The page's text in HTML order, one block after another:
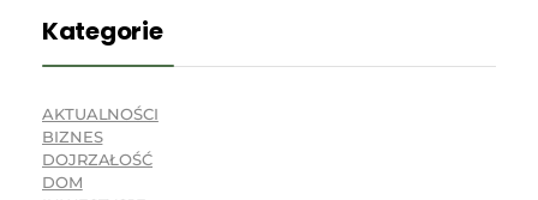
Kategorie
AKTUALNOŚCI
BIZNES
DOJRZAŁOŚĆ
DOM